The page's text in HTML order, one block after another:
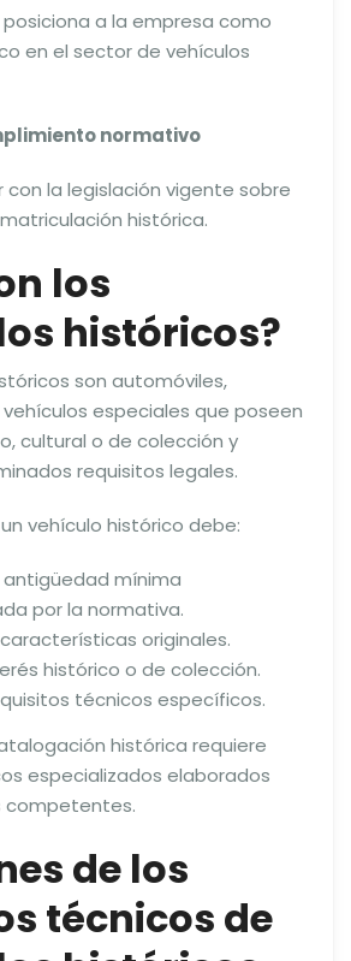
a la empresa como
en el sector de vehículos
normativo
con la legislación vigente sobre
histórica.
los
históricos?
son automóviles,
especiales que poseen
cultural o de colección y
requisitos legales.
vehículo histórico debe:
antigüedad mínima
por la normativa.
originales.
histórico o de colección.
técnicos específicos.
histórica requiere
especializados elaborados
competentes.
de los
técnicos de